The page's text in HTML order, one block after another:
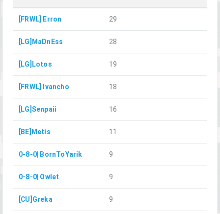
[FRWL] Erron 29
[LG]MaDnEss 28
[LG]Lotos 19
[FRWL] Ivancho 18
[LG]Senpaii 16
[BE]Metis 11
0-8-0| BornToYarik 9
0-8-0| Owlet 9
[CU]Greka 9